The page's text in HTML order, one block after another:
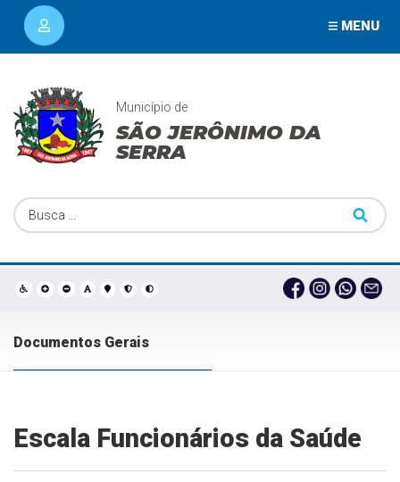
MENU
Município de
SÃO JERÔNIMO DA
SERRA
Documentos Gerais
Escala Funcionários da Saúde